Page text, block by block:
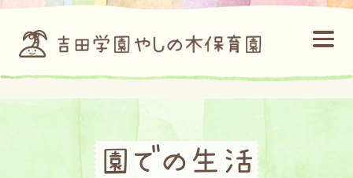
園での生活